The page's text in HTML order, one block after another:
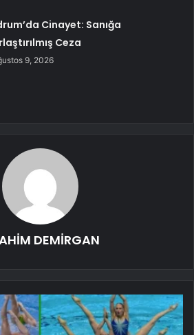
Cinayet: Sanığa
Ceza
9, 2026
DEMİRGAN